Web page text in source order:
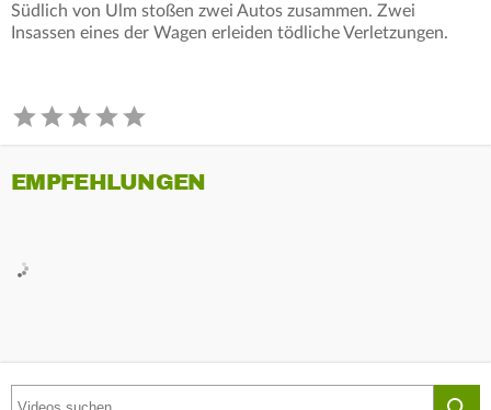
Südlich von Ulm stoßen zwei Autos zusammen. Zwei
Insassen eines der Wagen erleiden tödliche Verletzungen.
EMPFEHLUNGEN